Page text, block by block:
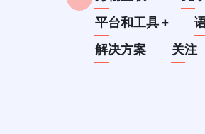
平台和工具+
解决方案
关注